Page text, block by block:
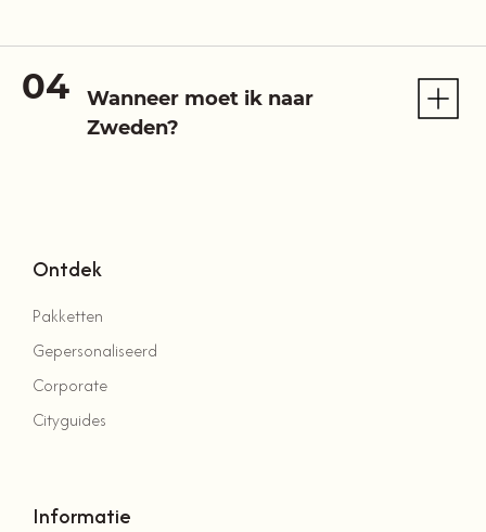
Wanneer moet ik naar
Zweden?
Ontdek
Pakketten
Gepersonaliseerd
Corporate
Cityguides
Informatie